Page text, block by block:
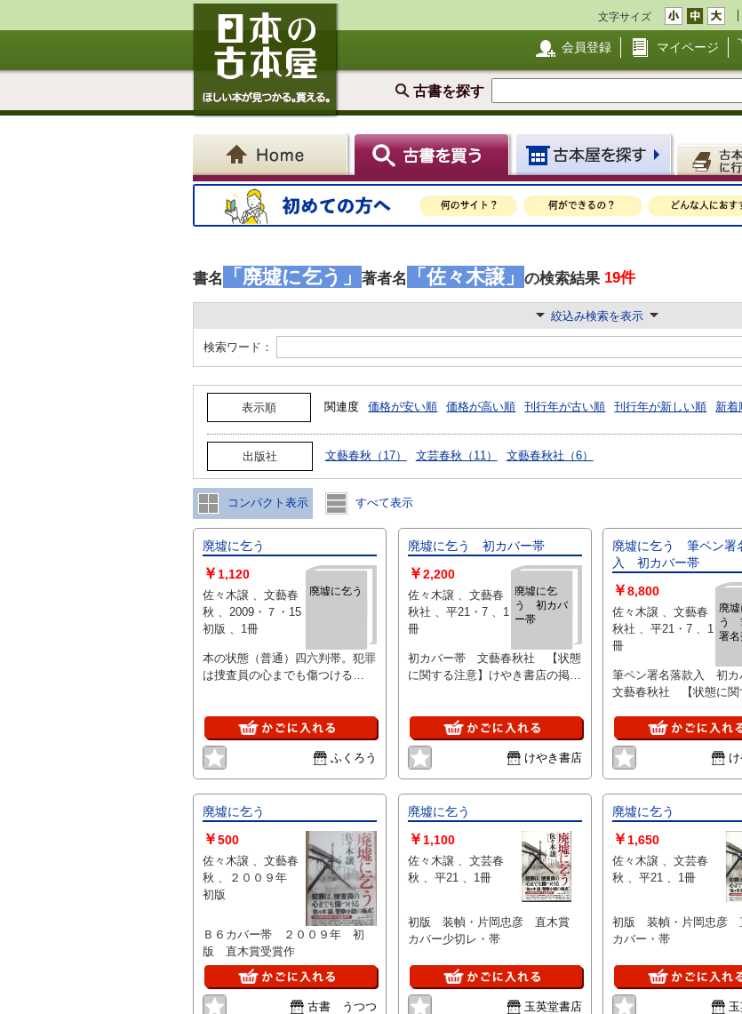
文字サイズ
会員登録 マイページ
古書を探す
書名 「廃墟に乞う」 著者名 「佐々木譲」 の検索結果 19件
絞込み検索を表示
検索ワード：
表示順 関連度 価格が安い順 価格が高い順 刊行年が古い順 刊行年が新しい順 新着
出版社 文藝春秋（17） 文芸春秋（11） 文藝春秋社（6）
コンパクト表示 すべて表示
廃墟に乞う
廃墟に乞う
￥ 1,120
佐々木譲 、文藝春
秋 、2009・７・15
初版 、1冊
本の状態（普通）四六判帯。犯罪
は捜査員の心までも傷つける
ふくろう
廃墟に乞う 初カバー帯
廃墟に乞
う 初カバ
ー帯
￥2,200
佐々木譲 、文藝春
秋社 、平21・7 、1
冊
初カバー帯 文藝春秋社 【状態
に関する注意】けやき書店の掲載
「日本の古本屋」は６段階の「状
態」表記が必須となりましたが、
当店の扱う商品の特質上、状態の
簡易な区分けは適切ではない（不
可能な）為、状態欄の「中古品
（並）」という表現は考慮にいれ
つきましては、解説欄等をご参考
にして下さい。状態表記の無いも
のは特に問題なく良好とお考え下
けやき書店
廃墟に乞う 筆ペン署
入 初カバー帯
廃
う
署
ー帯
￥8,800
佐々木譲 、文藝春
秋社 、平21・7 、1
冊
筆ペン署名落款入 初
文藝春秋社 【状態に関
状態に関わらず「中古品
と表示されています。
本屋」は６段階の「状
必須となりましたが、
商品の特質上、状態の
けは適切ではない（不可
いう表現は考慮にいれな
い。痛みなどの瑕疵につ
は、解説欄等をご参考に
い。状態表記の無いもの
廃墟に乞う
￥500
佐々木譲 、文藝春
秋 、２００９年
初版
Ｂ６カバー帯 ２００９年 初
版 直木賞受賞作
古書 うつつ
廃墟に乞う
￥ 1,100
佐々木譲 、文芸春
秋 、平21 、1冊
初版 装幀・片岡忠彦 直木賞
カバー少切レ・帯
玉英堂書店
廃墟に乞う
￥ 1,650
佐々木譲 、文芸春
秋 、平21 、1冊
初版 装幀・片岡忠彦
カバー・帯